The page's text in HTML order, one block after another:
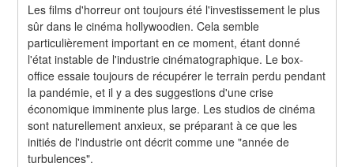
Les films d'horreur ont toujours été l'investissement le plus
sûr dans le cinéma hollywoodien. Cela semble
particulièrement important en ce moment, étant donné
l'état instable de l'industrie cinématographique. Le box-
office essaie toujours de récupérer le terrain perdu pendant
la pandémie, et il y a des suggestions d'une crise
économique imminente plus large. Les studios de cinéma
sont naturellement anxieux, se préparant à ce que les
initiés de l'industrie ont décrit comme une "année de
turbulences".